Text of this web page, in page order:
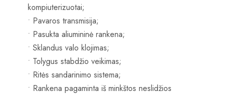
kompiuterizuotai;
• Pavaros transmisija;
• Pasukta aliumininė rankena;
• Sklandus valo klojimas;
• Tolygus stabdžio veikimas;
• Ritės sandarinimo sistema;
• Rankena pagaminta iš minkštos neslidžios